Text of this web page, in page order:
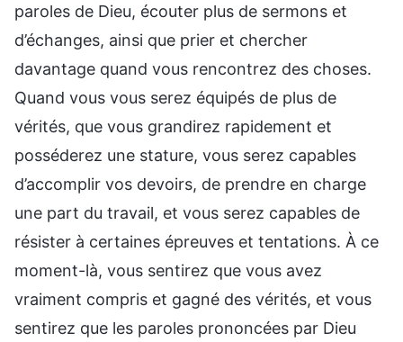
paroles de Dieu, écouter plus de sermons et
d’échanges, ainsi que prier et chercher
davantage quand vous rencontrez des choses.
Quand vous vous serez équipés de plus de
vérités, que vous grandirez rapidement et
posséderez une stature, vous serez capables
d’accomplir vos devoirs, de prendre en charge
une part du travail, et vous serez capables de
résister à certaines épreuves et tentations. À ce
moment-là, vous sentirez que vous avez
vraiment compris et gagné des vérités, et vous
sentirez que les paroles prononcées par Dieu